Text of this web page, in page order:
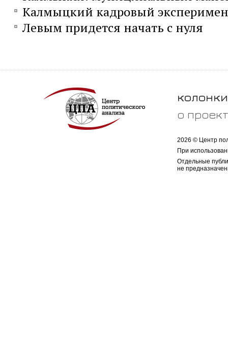
Калмыцкий кадровый
Левым придется начать с нуля
колонки
о
2026 © Центр
При
Отдельные
не